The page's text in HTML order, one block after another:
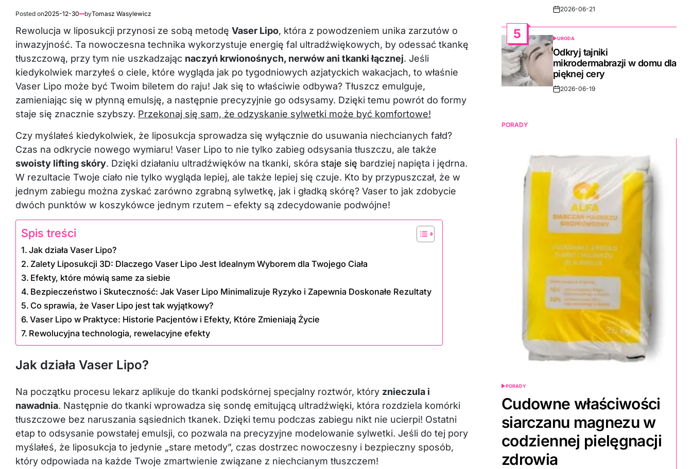
Posted on2025-12-30 byTomasz Wasylewicz
Rewolucja w liposukcji przynosi ze sobą metodę Vaser Lipo, która z powodzeniem unika zarzutów o
inwazyjność. Ta nowoczesna technika wykorzystuje energię fal ultradźwiękowych, by odessać tkankę
tłuszczową, przy tym nie uszkadzając naczyń krwionośnych, nerwów ani tkanki łącznej. Jeśli
kiedykolwiek marzyłeś o ciele, które wygląda jak po tygodniowych azjatyckich wakacjach, to właśnie
Vaser Lipo może być Twoim biletem do raju! Jak się to właściwie odbywa? Tłuszcz emulguje,
zamieniając się w płynną emulsję, a następnie precyzyjnie go odsysamy. Dzięki temu powrót do formy
staje się znacznie szybszy. Przekonaj się sam, że odzyskanie sylwetki może być komfortowe!
Czy myślałeś kiedykolwiek, że liposukcja sprowadza się wyłącznie do usuwania niechcianych fałd?
Czas na odkrycie nowego wymiaru! Vaser Lipo to nie tylko zabieg odsysania tłuszczu, ale także
swoisty lifting skóry. Dzięki działaniu ultradźwięków na tkanki, skóra staje się bardziej napięta i jędrna.
W rezultacie Twoje ciało nie tylko wygląda lepiej, ale także lepiej się czuje. Kto by przypuszczał, że w
jednym zabiegu można zyskać zarówno zgrabną sylwetkę, jak i gładką skórę? Vaser to jak zdobycie
dwóch punktów w koszykówce jednym rzutem – efekty są zdecydowanie podwójne!
Spis treści
Jak działa Vaser Lipo?
Zalety Liposukcji 3D: Dlaczego Vaser Lipo Jest Idealnym Wyborem dla Twojego Ciała
Efekty, które mówią same za siebie
Bezpieczeństwo i Skuteczność: Jak Vaser Lipo Minimalizuje Ryzyko i Zapewnia Doskonałe Rezultaty
Co sprawia, że Vaser Lipo jest tak wyjątkowy?
Vaser Lipo w Praktyce: Historie Pacjentów i Efekty, Które Zmieniają Życie
Rewolucyjna technologia, rewelacyjne efekty
Jak działa Vaser Lipo?
Na początku procesu lekarz aplikuje do tkanki podskórnej specjalny roztwór, który znieczula i
nawadnia. Następnie do tkanki wprowadza się sondę emitującą ultradźwięki, która rozdziela komórki
tłuszczowe bez naruszania sąsiednich tkanek. Dzięki temu podczas zabiegu nikt nie ucierpi! Ostatni
etap to odsysanie powstałej emulsji, co pozwala na precyzyjne modelowanie sylwetki. Jeśli do tej pory
myślałeś, że liposukcja to jedynie „stare metody”, czas dostrzec nowoczesny i bezpieczny sposób,
który odpowiada na każde Twoje zmartwienie związane z niechcianym tłuszczem!
Post2026-06-21
5
POSTED
IN
URODA
Odkryj tajniki
mikrodermabrazji w domu dla
pięknej cery
Post2026-06-19
PORADY
POSTED
PORADY
Cudowne właściwości
siarczanu magnezu w
codziennej pielęgnacji
zdrowia